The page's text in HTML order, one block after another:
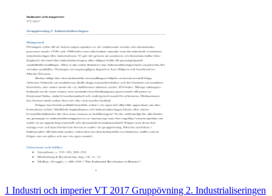
1 Industri och imperier VT 2017 Gruppövning 2. Industrialiseringen